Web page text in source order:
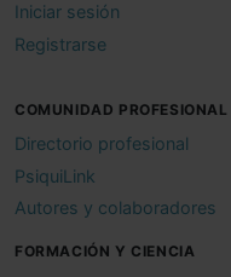
Iniciar sesión
Registrarse
COMUNIDAD PROFESIONAL
Directorio profesional
PsiquiLink
Autores y colaboradores
FORMACIÓN Y CIENCIA